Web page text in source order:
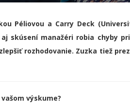
Péliovou a Carry Deck
skúsení manažéri robia chyby
rozhodovanie. Zuzka tiež
výskume?